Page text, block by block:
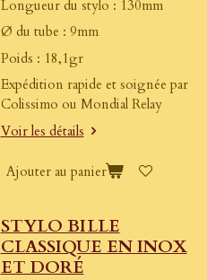
Longueur du stylo : 130mm
Ø du tube : 9mm
Poids : 18,1gr
Expédition rapide et soignée par
Colissimo ou Mondial Relay
Voir les détails
Ajouter au panier
STYLO BILLE
CLASSIQUE EN INOX
ET DORÉ